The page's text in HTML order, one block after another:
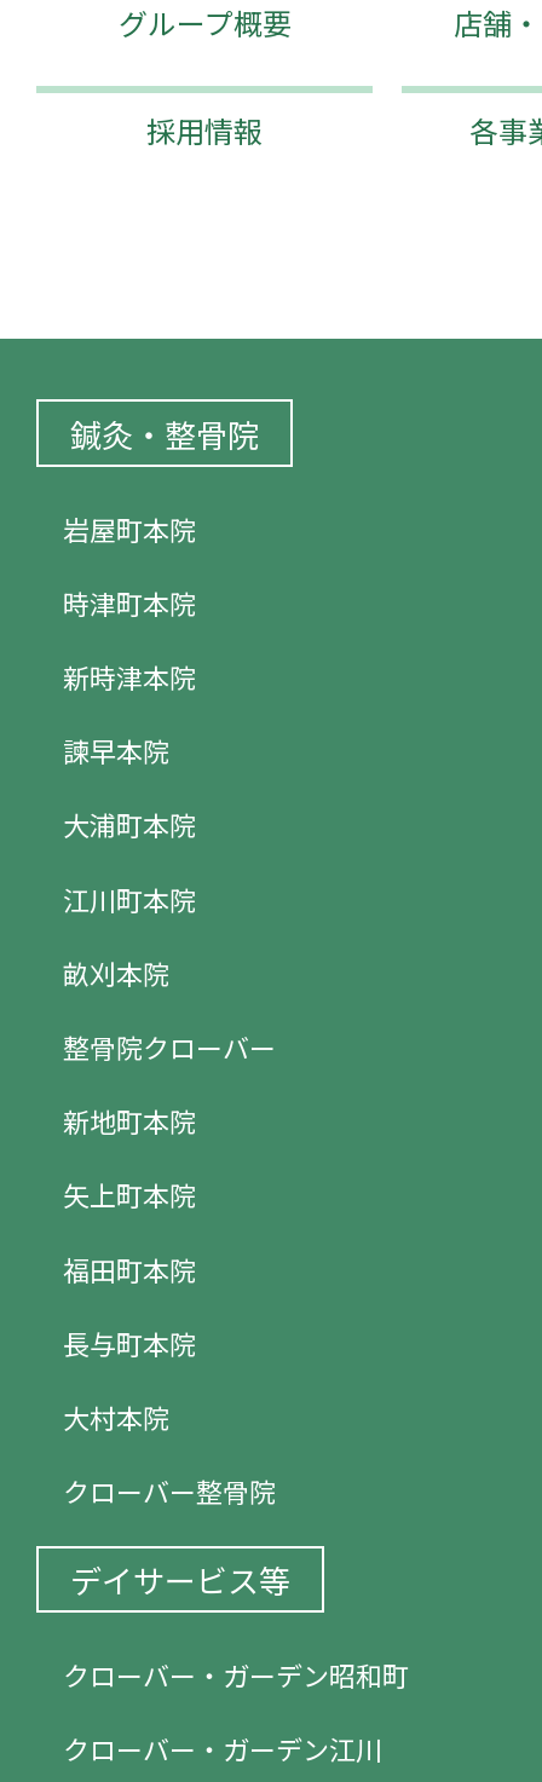
グループ概要 店舗
採用情報 各事
鍼灸・整骨院
岩屋町本院
時津町本院
新時津本院
諫早本院
大浦町本院
江川町本院
畝刈本院
整骨院クローバー
新地町本院
矢上町本院
福田町本院
長与町本院
大村本院
クローバー整骨院
デイサービス等
クローバー・ガーデン昭和町
クローバー・ガーデン江川